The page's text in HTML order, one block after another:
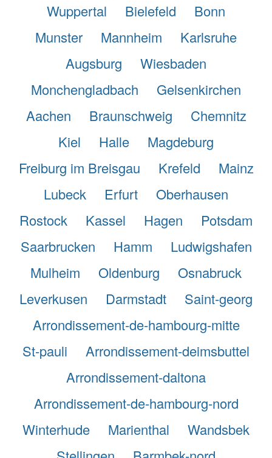
Wuppertal
Bielefeld
Bonn
Munster
Mannheim
Karlsruhe
Augsburg
Wiesbaden
Monchengladbach
Gelsenkirchen
Aachen
Braunschweig
Chemnitz
Kiel
Halle
Magdeburg
Freiburg im Breisgau
Krefeld
Mainz
Lubeck
Erfurt
Oberhausen
Rostock
Kassel Hagen
Potsdam
Saarbrucken
Hamm
Ludwigshafen
Mulheim
Oldenburg
Osnabruck
Leverkusen
Darmstadt
Saint-georg
Arrondissement-de-hambourg-mitte
St-pauli
Arrondissement-deimsbuttel
Arrondissement-daltona
Arrondissement-de-hambourg-nord
Winterhude
Marienthal
Wandsbek